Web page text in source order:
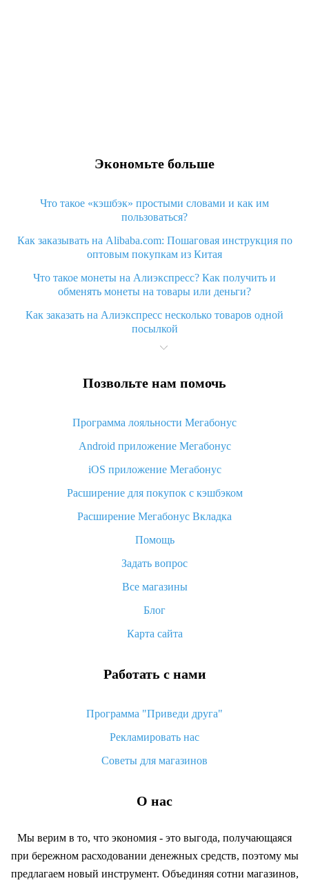
Экономьте больше
Что такое «кэшбэк» простыми словами и как им
пользоваться?
Как заказывать на Alibaba.com: Пошаговая инструкция по
оптовым покупкам из Китая
Что такое монеты на Алиэкспресс? Как получить и
обменять монеты на товары или деньги?
Как заказать на Алиэкспресс несколько товаров одной
посылкой
Что значит статус «Заказ закрыт» на Алиэкспресс и что
Что делать, если Алиэкспресс просит ввести паспортные
Как узнать, куда пришла посылка с Алиэкспресс
Вы отменили заказ на Алиэкспресс, когда вернут деньги?
Что такое баллы на Алиэкспресс, как их получить и
«AliExpress Standard Shipping»: что это за метод доставки и
как его отслеживать
Как покупать оптом на Алиэкспресс
Что делать, если не пришел товар с Алиэкспресс
возврата денег
Позвольте нам помочь
Программа лояльности Мегабонус
Android приложение Мегабонус
iOS приложение Мегабонус
Расширение для покупок с кэшбэком
Расширение Мегабонус Вкладка
Помощь
Задать вопрос
Все магазины
Блог
Карта сайта
Работать с нами
Программа "Приведи друга"
Рекламировать нас
Советы для магазинов
О нас
Мы верим в то, что экономия - это выгода, получающаяся
при бережном расходовании денежных средств, поэтому мы
предлагаем новый инструмент. Объединяя сотни магазинов,